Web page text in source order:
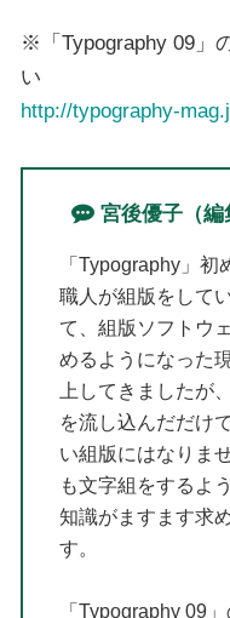
※「Typography 09」
い
http://typography-
宮後優子（編
「Typography」
職人が組版をして
て、組版ソフトウ
めるようになった
上してきましたが
を流し込んだだけ
い組版にはなりま
も文字組をするよ
知識がますます求
す。
「Typography 09